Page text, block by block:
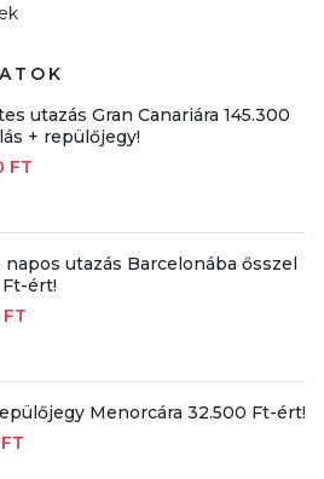
utazás Gran Canariára 145.300
+ repülőjegy!
FT
utazás Barcelonába ősszel
ért!
Menorcára 32.500 Ft-ért!